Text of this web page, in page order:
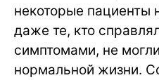
некоторые
даже те, кто
симптомами, не
нормальной жизни.